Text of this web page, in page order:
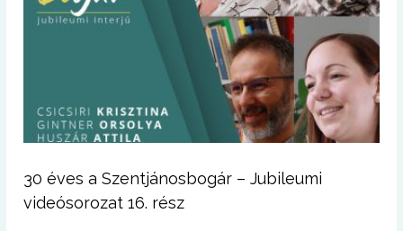
30 éves a Szentjánosbogár – Jubileumi
videósorozat 16. rész